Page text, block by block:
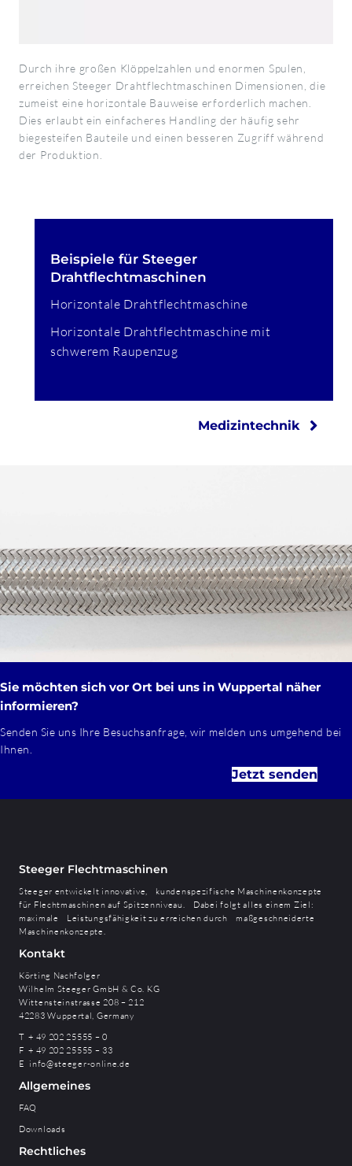
Durch ihre großen Klöppelzahlen und enormen Spulen,
erreichen Steeger Drahtflechtmaschinen Dimensionen, die
zumeist eine horizontale Bauweise erforderlich machen.
Dies erlaubt ein einfacheres Handling der häufig sehr
biegesteifen Bauteile und einen besseren Zugriff während
der Produktion.
Beispiele für Steeger
Drahtflechtmaschinen
Horizontale Drahtflechtmaschine
Horizontale Drahtflechtmaschine mit
schwerem Raupenzug
Medizintechnik
Sie möchten sich vor Ort bei uns in Wuppertal näher
informieren?
Senden Sie uns Ihre Besuchsanfrage, wir melden uns umgehend bei
Ihnen.
Jetzt senden
Steeger Flechtmaschinen
Steeger entwickelt innovative, kundenspezifische Maschinenkonzepte
für Flechtmaschinen auf Spitzenniveau. Dabei folgt alles einem Ziel:
maximale Leistungsfähigkeit zu erreichen durch maßgeschneiderte
Maschinenkonzepte.
Kontakt
Körting Nachfolger
Wilhelm Steeger GmbH & Co. KG
Wittensteinstrasse 208 – 212
42283 Wuppertal, Germany
T + 49 202 25555 – 0
F + 49 202 25555 – 33
E info@steeger-online.de
Allgemeines
FAQ
Downloads
Rechtliches